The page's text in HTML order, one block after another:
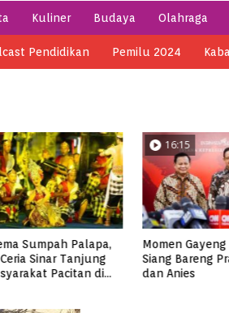
Kuliner Budaya Olahraga
Pendidikan Pemilu 2024
Jokowi Makan
Prabowo, Ganjar
04:14
Semarak HSN
Ribuan Santri
Tuna Super